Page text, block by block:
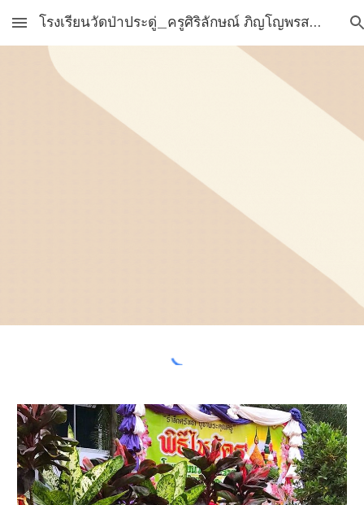
Skip to main content Skip to navigation
โรงเรียนวัดป่าประดู่_ครูศิริลักษณ์ ภิญโญพรสวัสดิ์